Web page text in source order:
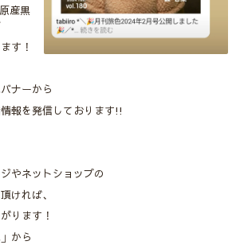
産黒
す！
ナーから
報を発信しております!!
やネットショップの
ければ、
ります！
から